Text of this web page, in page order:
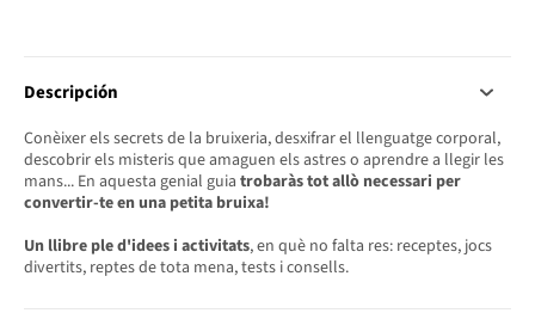
Descripción
Conèixer els secrets de la bruixeria, desxifrar el llenguatge corporal,
descobrir els misteris que amaguen els astres o aprendre a llegir les
mans... En aquesta genial guia trobaràs tot allò necessari per
convertir-te en una petita bruixa!
Un llibre ple d'idees i activitats, en què no falta res: receptes, jocs
divertits, reptes de tota mena, tests i consells.